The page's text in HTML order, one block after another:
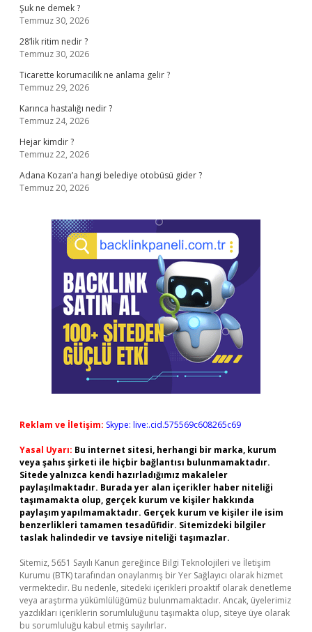
Şuk ne demek ?
Temmuz 30, 2026
28’lik ritim nedir ?
Temmuz 30, 2026
Ticarette korumacilik ne anlama gelir ?
Temmuz 29, 2026
Karınca hastalığı nedir ?
Temmuz 24, 2026
Hejar kimdir ?
Temmuz 22, 2026
Adana Kozan’a hangi belediye otobüsü gider ?
Temmuz 20, 2026
Reklam ve İletişim: Skype: live:.cid.575569c608265c69
Yasal Uyarı: Bu internet sitesi, herhangi bir marka, kurum
veya şahıs şirketi ile hiçbir bağlantısı bulunmamaktadır.
Sitede yalnızca kendi hazırladığımız makaleler
paylaşılmaktadır. Burada yer alan içerikler haber niteliği
taşımamakta olup, gerçek kurum ve kişiler hakkında
paylaşım yapılmamaktadır. Gerçek kurum ve kişiler ile isim
benzerlikleri tamamen tesadüfidir. Sitemizdeki bilgiler
taslak halindedir ve tavsiye niteliği taşımazlar.
Sitemiz, 5651 Sayılı Kanun gereğince Bilgi Teknolojileri ve İletişim
Kurumu (BTK) tarafından onaylanmış bir Yer Sağlayıcı olarak hizmet
vermektedir. Bu nedenle, sitedeki içerikleri proaktif olarak denetleme
veya araştırma yükümlülüğümüz bulunmamaktadır. Ancak, üyelerimiz
yazdıkları içeriklerin sorumluluğunu taşımakta olup, siteye üye olarak
bu sorumluluğu kabul etmiş sayılırlar.